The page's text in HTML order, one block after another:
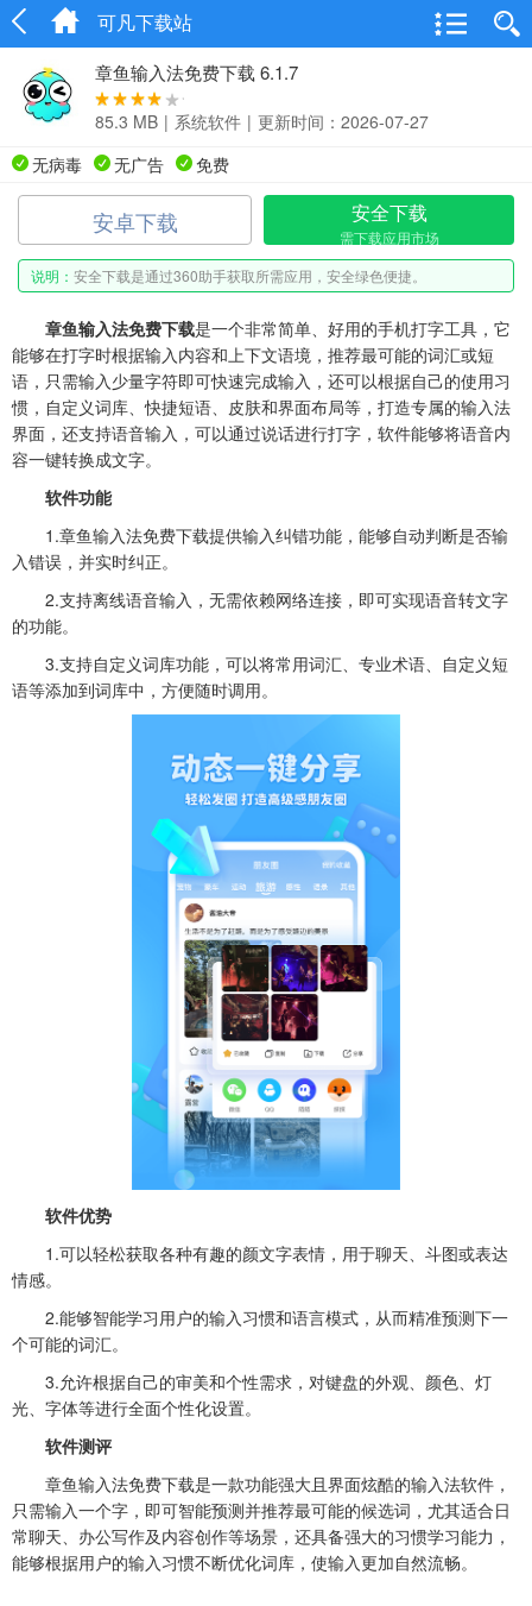
可凡下载站
章鱼输入法免费下载 6.1.7
85.3 MB | 系统软件 | 更新时间：2026-07-27
无病毒
无广告 免费
安卓下载 安全下载
需下载应用市场
说明： 安全下载是通过360助手获取所需应用，安全绿色便捷。
章鱼输入法免费下载是一个非常简单、好用的手机打字工具，它
能够在打字时根据输入内容和上下文语境，推荐最可能的词汇或短
语，只需输入少量字符即可快速完成输入，还可以根据自己的使用习
惯，自定义词库、快捷短语、皮肤和界面布局等，打造专属的输入法
界面，还支持语音输入，可以通过说话进行打字，软件能够将语音内
容一键转换成文字。
软件功能
1.章鱼输入法免费下载提供输入纠错功能，能够自动判断是否输
入错误，并实时纠正。
2.支持离线语音输入，无需依赖网络连接，即可实现语音转文字
的功能。
3.支持自定义词库功能，可以将常用词汇、专业术语、自定义短
语等添加到词库中，方便随时调用。
软件优势
1.可以轻松获取各种有趣的颜文字表情，用于聊天、斗图或表达
情感。
2.能够智能学习用户的输入习惯和语言模式，从而精准预测下一
个可能的词汇。
3.允许根据自己的审美和个性需求，对键盘的外观、颜色、灯
光、字体等进行全面个性化设置。
软件测评
章鱼输入法免费下载是一款功能强大且界面炫酷的输入法软件，
只需输入一个字，即可智能预测并推荐最可能的候选词，尤其适合日
常聊天、办公写作及内容创作等场景，还具备强大的习惯学习能力，
能够根据用户的输入习惯不断优化词库，使输入更加自然流畅。